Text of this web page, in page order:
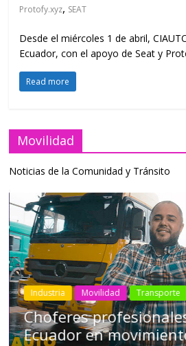
Protofy.xyz, SEAT
Desde el miércoles 1 de abril,
Ecuador, con el apoyo de Seat y
Read more
Movilidad
Noticias de la Comunidad y Tránsito
Industria Movilidad Transporte
Choferes
Ecuador en